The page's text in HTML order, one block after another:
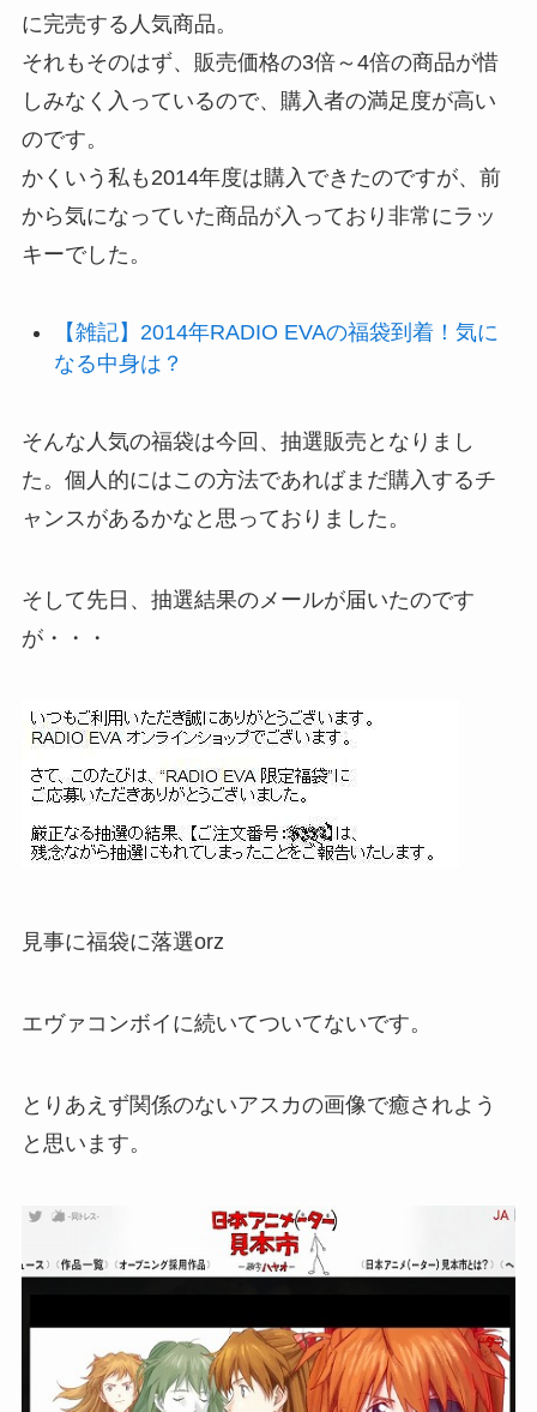
に完売する人気商品。
それもそのはず、販売価格の3倍～4倍の商品が惜
しみなく入っているので、購入者の満足度が高い
のです。
かくいう私も2014年度は購入できたのですが、前
から気になっていた商品が入っており非常にラッ
キーでした。
【雑記】2014年RADIO EVAの福袋到着！気に
なる中身は？
そんな人気の福袋は今回、抽選販売となりまし
た。個人的にはこの方法であればまだ購入するチ
ャンスがあるかなと思っておりました。
そして先日、抽選結果のメールが届いたのです
が・・・
見事に福袋に落選orz
エヴァコンボイに続いてついてないです。
とりあえず関係のないアスカの画像で癒されよう
と思います。